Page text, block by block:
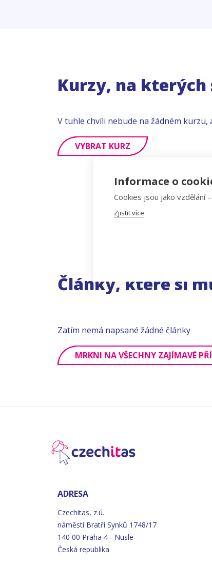
Kurzy, na
V tuhle chvíli nebude na žádném
VYBRAT KURZ
Články, které si
Zatím nemá napsané žádné články
MRKNI NA VŠECHNY ZAJÍMAVÉ
ADRESA
Czechitas, z.ú.
náměstí Bratří Synků 1748/17
140 00 Praha 4 - Nusle
Česká republika
Informace o
Cookies jsou jako vzdělání
Zjistit více